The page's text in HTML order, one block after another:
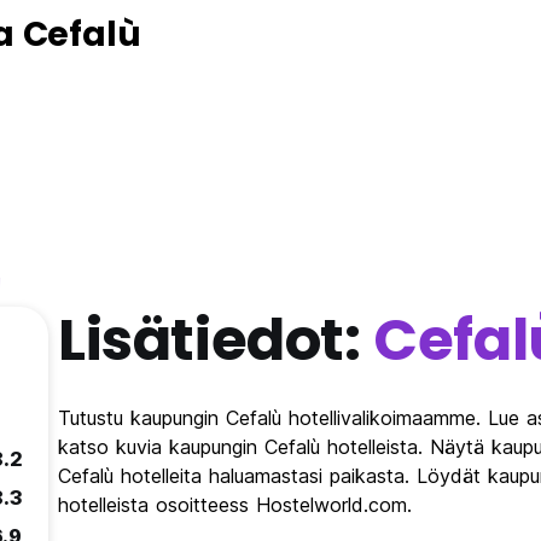
Cefalù
Lisätiedot:
Tutustu kaupungin Cefalù hotellivalikoimaamme. Lue
katso kuvia kaupungin Cefalù hotelleista. Näytä
Cefalù hotelleita haluamastasi paikasta. Löydät
hotelleista osoitteess Hostelworld.com.